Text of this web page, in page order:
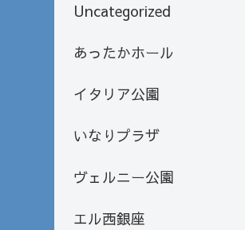
Uncategorized
あったかホール
イタリア公園
いなりプラザ
ヴェルニー公園
エル西銀座